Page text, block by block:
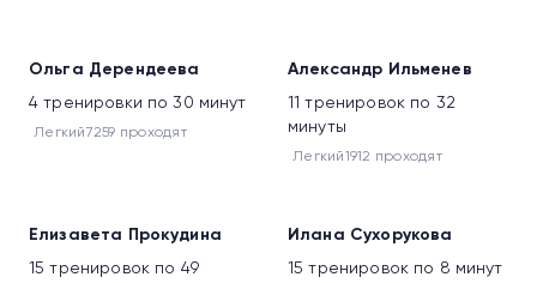
Ольга Дерендеева
4 тренировки по 30 минут
Легкий7259 проходят
Новое
Александр Ильменев
11 тренировок по 32
минуты
Легкий1912 проходят
Елизавета Прокудина
15 тренировок по 49
Илана Сухорукова
15 тренировок по 8 минут